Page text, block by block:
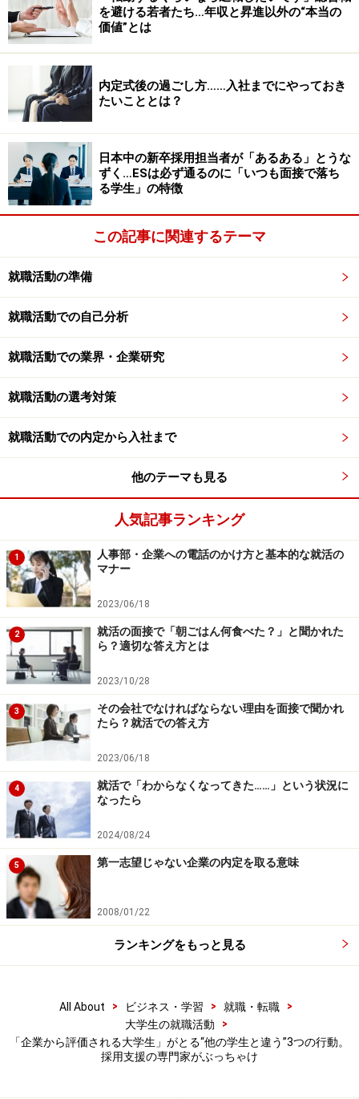
面して乗り越えた経験を持っている。そのため何か問題
やストレスの原因になることがあっても「なんとかな
る」という根拠のない自信がある
日々の学生生活や授業で出される課題の提出期限、チー
ム活動で起こる問題でのストレスなどを含めて総合的に
自己管理ができる学生は見ていてとても頼もしい。
（2）「対人基礎力」が高い学生の特徴：プ
レゼン上手なムードメーカー
PBL形式の授業を行う教員・講師にとって、対人基礎力
が高い学生は大変有り難い存在だ。人とのコミュニケー
ションやチームをまとめることが得意な学生
が多く、対
人基礎力が高い学生が1人いるだけで、そのチームは安
定する。
係の問題が起こっても落ち込むことなく活動を継続でき
るのが強みだったが、対人基礎力が強い学生はそういっ
た問題が起こらないようにメンバー間の人間関係をうま
く調整できる。
例えば発言力がある学生にはあえてリーダーを任せてチ
ームを引っ張ってもらい、性格的に大人しめであまり意
見など言えないタイプの学生にも「◯◯さんとか何か意
見ある？」と上手に発言機会を与えながら、議論の場で
もチームの合意形成を進めていく。発表の場面では持ち
前のトーク力を生かして、堂々としたプレゼンを披露
し、ベストチームにチームを導くことも多々ある。
対人基礎力が高い学生はチームスポーツなど集団活動の
経験が豊富であり、主将や委員長などのリーダー経験を
している学生も多く、常に周囲に気を配り、チームに必
要だと思ったアクションを起こすことができる。
そのためPBL形式の授業を行う場合は、対人基礎力が高
い学生を各チームに1人ずつ分散することが、チームマ
ネジメントのポイントになっているほど教員や講師には
有り難い存在となっている。企業にとってもそれは同じ
で、インターンシップやグループディスカッションの場
面で、対人基礎力が高い学生が評価されるのは当然とい
（3）「対課題基礎力」が高い学生の特徴：
ロジカルで情報収集＆問題解決好き
を避ける若者たち…年収と昇進以外の“本当の
価値”とは
内定式後の過ごし方……入社までにやっておき
たいこととは？
日本中の新卒採用担当者が「あるある」とうな
ずく…ESは必ず通るのに「いつも面接で落ち
る学生」の特徴
この記事に関連するテーマ
就職活動の準備
就職活動での自己分析
就職活動での業界・企業研究
就職活動の選考対策
就職活動での内定から入社まで
他のテーマも見る
人気記事ランキング
1
人事部・企業への電話のかけ方と基本的な就活の
マナー
2023/06/18
2
就活の面接で「朝ごはん何食べた？」と聞かれた
ら？適切な答え方とは
2023/10/28
3
その会社でなければならない理由を面接で聞かれ
たら？就活での答え方
2023/06/18
4
就活で「わからなくなってきた……」という状況に
なったら
2024/08/24
5 第一志望じゃない企業の内定を取る意味
2008/01/22
ランキングをもっと見る
All About > ビジネス・学習 > 就職・転職
>
大学生の就職活動
>
「企業から評価される大学生」がとる“他の学生と違う”3つの行動。
採用支援の専門家がぶっちゃけ